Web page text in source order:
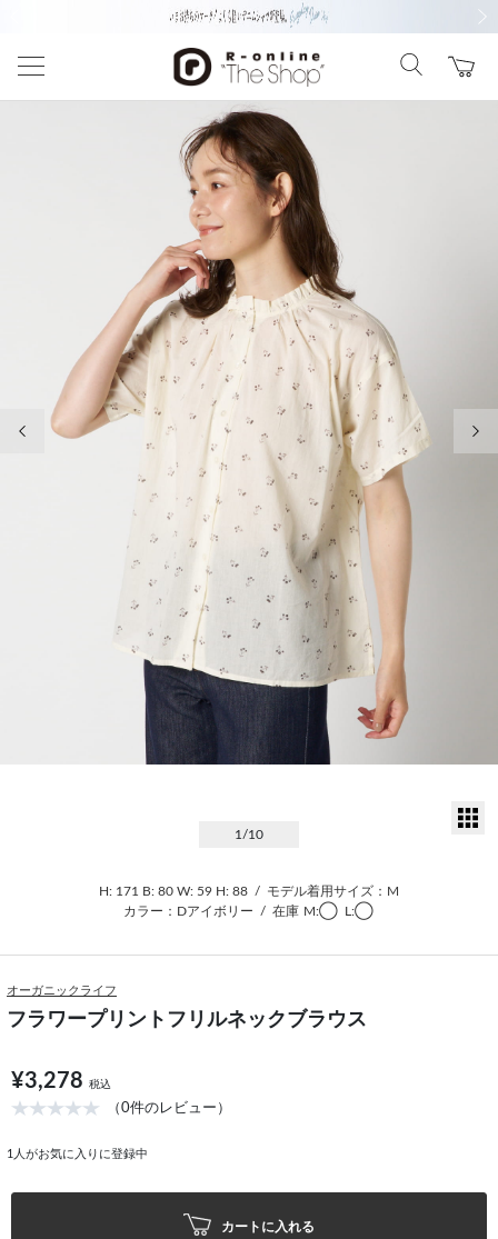
前の画像
1 /10
H: 171 B: 80 W: 59 H: 88 / モデル着用サイズ：M
カラー：Dアイボリー
/ 在庫 M:◯ L:◯
オーガニックライフ
フラワープリントフリルネックブラウス
¥3,278 税込
（0件のレビュー）
1 人がお気に入りに登録中
カートに入れる